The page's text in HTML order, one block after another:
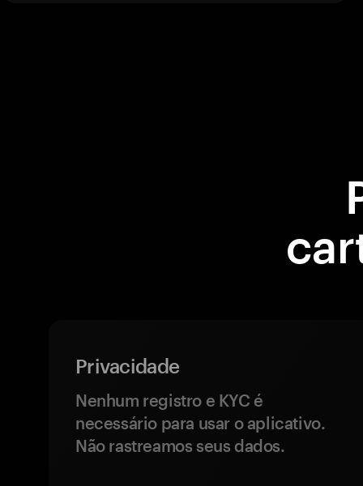
Privacidade
Nenhum registro e KYC é
necessário para usar o aplicativo.
Não rastreamos seus dados.